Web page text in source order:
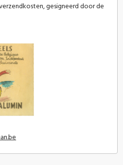
gesigneerd door de